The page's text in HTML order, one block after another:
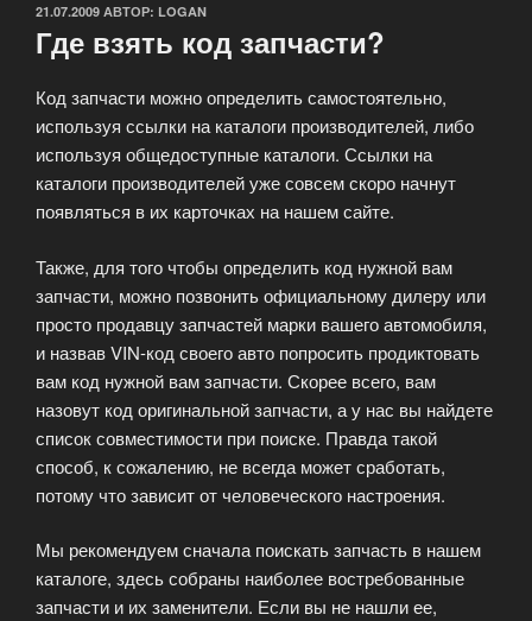
ОПУБЛИКОВАНО
21.07.2009 АВТОР: LOGAN
Где взять код запчасти?
Код запчасти можно определить самостоятельно,
используя ссылки на каталоги производителей, либо
используя общедоступные каталоги. Ссылки на
каталоги производителей уже совсем скоро начнут
появляться в их карточках на нашем сайте.
Также, для того чтобы определить код нужной вам
запчасти, можно позвонить официальному дилеру или
просто продавцу запчастей марки вашего автомобиля,
и назвав VIN-код своего авто попросить продиктовать
вам код нужной вам запчасти. Скорее всего, вам
назовут код оригинальной запчасти, а у нас вы найдете
список совместимости при поиске. Правда такой
способ, к сожалению, не всегда может сработать,
потому что зависит от человеческого настроения.
Мы рекомендуем сначала поискать запчасть в нашем
каталоге, здесь собраны наиболее востребованные
запчасти и их заменители. Если вы не нашли ее,